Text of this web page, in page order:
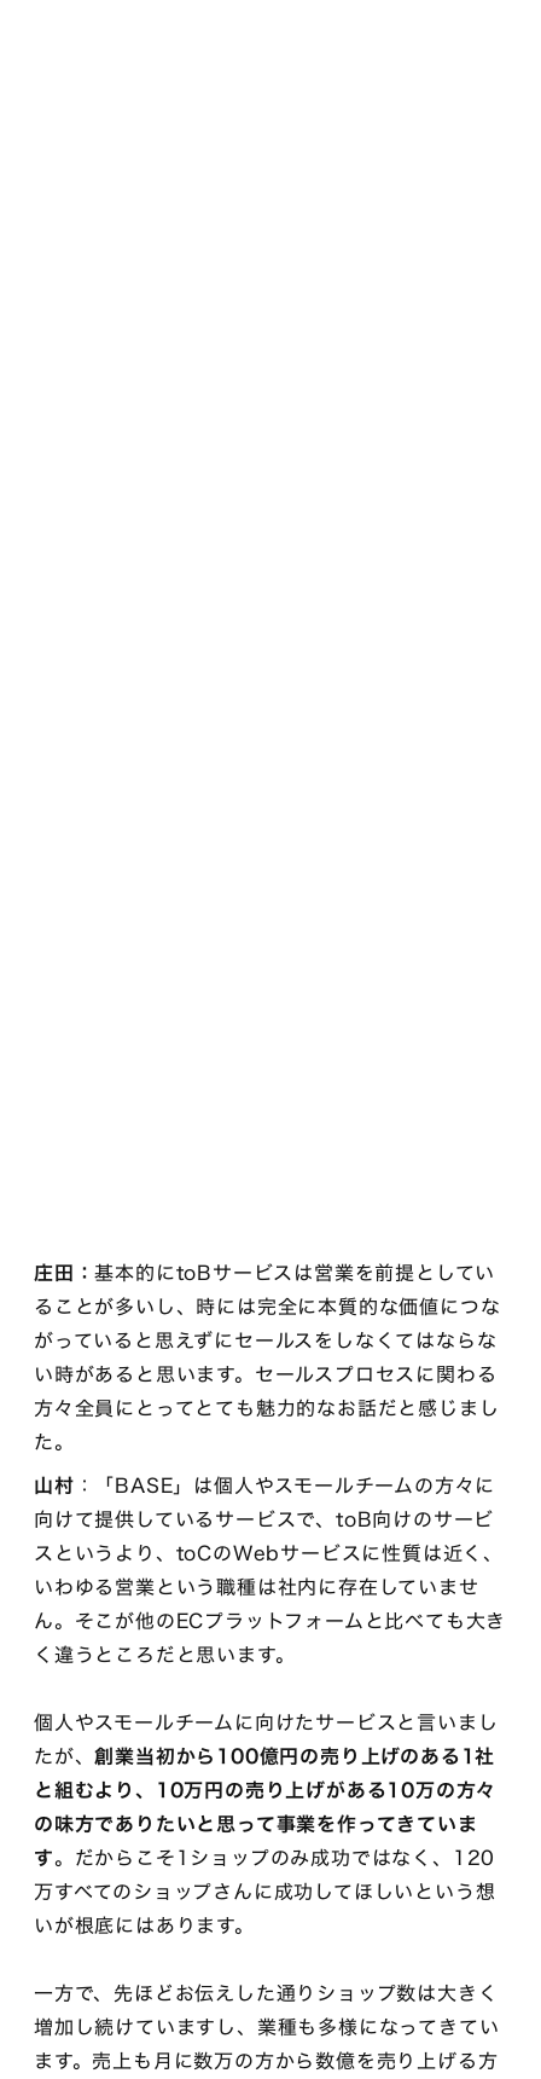
庄田：基本的にtoBサービスは営業を前提としてい
ることが多いし、時には完全に本質的な価値につな
がっていると思えずにセールスをしなくてはならな
い時があると思います。セールスプロセスに関わる
方々全員にとってとても魅力的なお話だと感じまし
た。
山村 ：「BASE」は個人やスモールチームの方々に
向けて提供しているサービスで、toB向けのサービ
スというより、toCのWebサービスに性質は近く、
いわゆる営業という職種は社内に存在していませ
ん。そこが他のECプラットフォームと比べても大き
く違うところだと思います。
個人やスモールチームに向けたサービスと言いまし
たが、創業当初から100億円の売り上げのある1社
と組むより、10万円の売り上げがある10万の方々
の味方でありたいと思って事業を作ってきていま
す。だからこそ1ショップのみ成功ではなく、120
万すべてのショップさんに成功してほしいという想
いが根底にはあります。
一方で、先ほどお伝えした通りショップ数は大きく
増加し続けていますし、業種も多様になってきてい
ます。売上も月に数万の方から数億を売り上げる方